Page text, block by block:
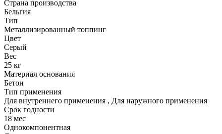
Страна производства
Бельгия
Тип
Металлизированный топпинг
Цвет
Серый
Вес
25 кг
Материал основания
Бетон
Тип применения
Для внутреннего применения , Для наружного применения
Срок годности
18 мес
Однокомпонентная